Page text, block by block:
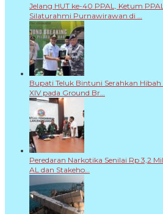
Jelang HUT ke-40 PPAL, Ketum
Silaturahmi Purnawirawan di …
Bupati Teluk Bintuni Serahkan Hibah
XIV pada Ground Br…
Peredaran Narkotika Senilai Rp 3,2
AL dan Stakeho…